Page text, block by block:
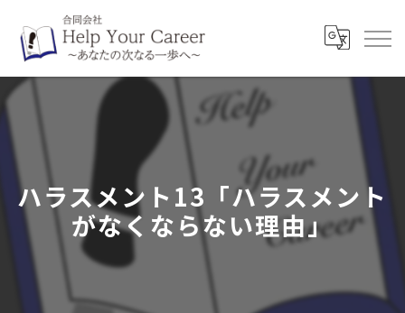
ハラスメント13「ハラスメント
がなくならない理由」